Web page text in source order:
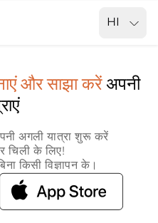
HI
और साझा करेंअपनी
अगली यात्रा शुरू करें
चिली के लिए!
किसी विज्ञापन के।